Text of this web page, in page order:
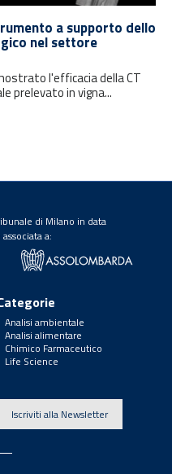
a supporto dello
nel settore
l'efficacia della CT
prelevato in vigna...
di Milano in data
a:
Analisi ambientale
Analisi alimentare
Chimico Farmaceutico
Life Science
Iscriviti alla Newsletter